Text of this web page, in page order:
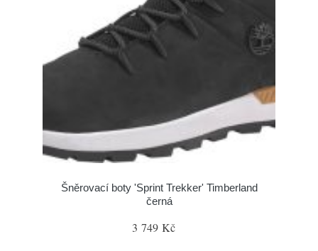
Šněrovací boty 'Sprint Trekker' Timberland
černá
3 749 Kč